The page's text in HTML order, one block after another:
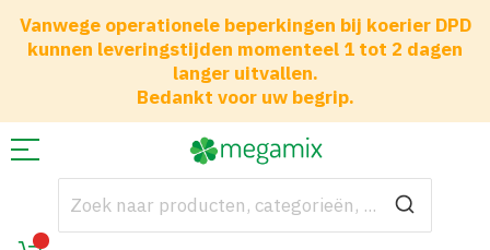
Vanwege operationele beperkingen bij koerier DPD
kunnen leveringstijden momenteel 1 tot 2 dagen
langer uitvallen.
Bedankt voor uw begrip.